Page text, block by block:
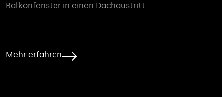
Balkonfenster in einen Dachaustritt.
Mehr erfahren